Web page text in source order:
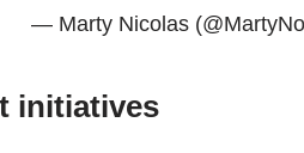
— Marty Nicolas
initiatives